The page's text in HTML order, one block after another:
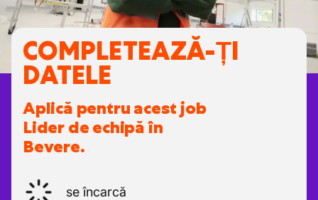
COMPLETEAZĂ-ȚI
DATELE
Aplică pentru acest job
Lider de echipă în
Bevere.
se încarcă